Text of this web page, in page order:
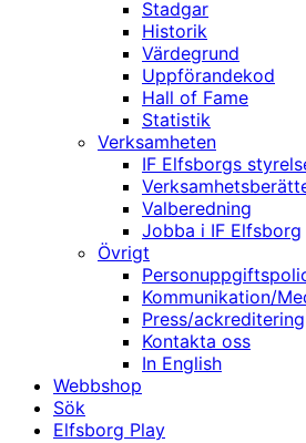
Stadgar
Historik
Värdegrund
Uppförandekod
Hall of Fame
Statistik
Verksamheten
IF Elfsborgs
Valberedning
Jobba i IF Elfsborg
Övrigt
Kommunikation/
Press/ackreditering
Kontakta oss
In English
Webbshop
Sök
Elfsborg Play